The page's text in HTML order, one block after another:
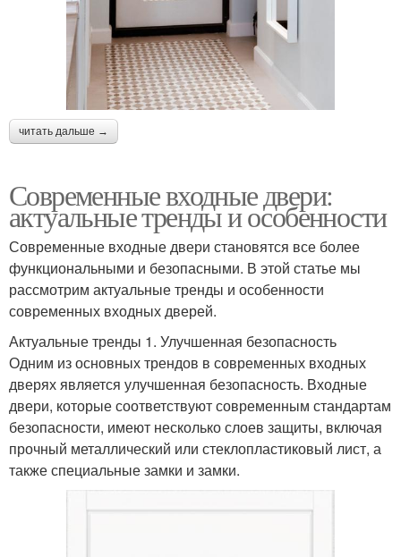
читать дальше →
Современные входные двери:
актуальные тренды и особенности
Современные входные двери становятся все более
функциональными и безопасными. В этой статье мы
рассмотрим актуальные тренды и особенности
современных входных дверей.
Актуальные тренды 1. Улучшенная безопасность
Одним из основных трендов в современных входных
дверях является улучшенная безопасность. Входные
двери, которые соответствуют современным стандартам
безопасности, имеют несколько слоев защиты, включая
прочный металлический или стеклопластиковый лист, а
также специальные замки и замки.